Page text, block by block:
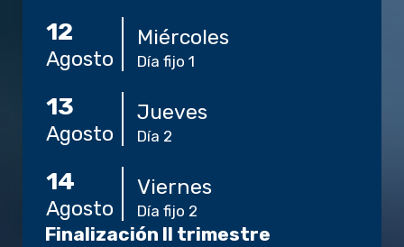
12
Agosto
Miércoles
Día fijo 1
13
Agosto
Jueves
Día 2
14
Agosto
Viernes
Día fijo 2
Finalización II trimestre